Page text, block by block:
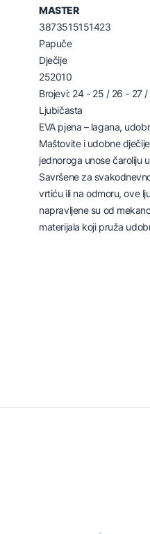
MASTER
3873515151423
Papuče
Dječije
252010
Brojevi: 24 - 25 / 26 - 27
Ljubičasta
EVA pjena – lagana,
Maštovite i udobne
jednoroga unose čaroliju
Savršene za
vrtiću ili na odmoru, ove
napravljene su od
materijala koji pruža